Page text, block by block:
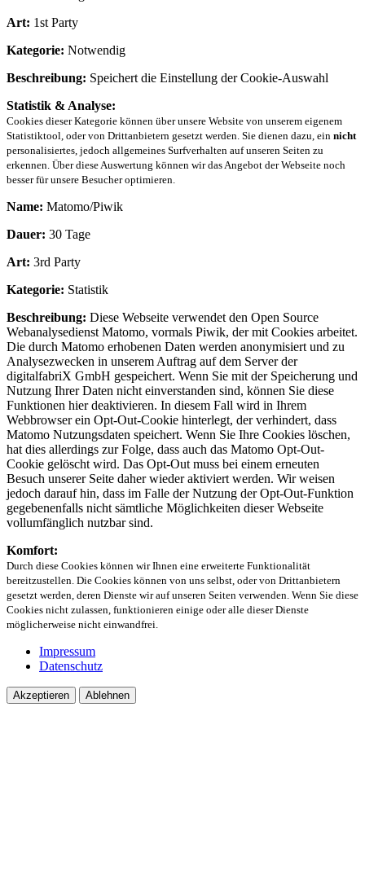
Art: 1st Party
Kategorie: Notwendig
Beschreibung: Speichert die Einstellung der Cookie-Auswahl
Statistik & Analyse:
Cookies dieser Kategorie können über unsere Website von unserem eigenem
Statistiktool, oder von Drittanbietern gesetzt werden. Sie dienen dazu, ein nicht
personalisiertes, jedoch allgemeines Surfverhalten auf unseren Seiten zu
erkennen. Über diese Auswertung können wir das Angebot der Webseite noch
besser für unsere Besucher optimieren.
Name: Matomo/Piwik
Dauer: 30 Tage
Art: 3rd Party
Kategorie: Statistik
Beschreibung: Diese Webseite verwendet den Open Source
Webanalysedienst Matomo, vormals Piwik, der mit Cookies arbeitet.
Die durch Matomo erhobenen Daten werden anonymisiert und zu
Analysezwecken in unserem Auftrag auf dem Server der
digitalfabriX GmbH gespeichert. Wenn Sie mit der Speicherung und
Nutzung Ihrer Daten nicht einverstanden sind, können Sie diese
Funktionen hier deaktivieren. In diesem Fall wird in Ihrem
Webbrowser ein Opt-Out-Cookie hinterlegt, der verhindert, dass
Matomo Nutzungsdaten speichert. Wenn Sie Ihre Cookies löschen,
hat dies allerdings zur Folge, dass auch das Matomo Opt-Out-
Cookie gelöscht wird. Das Opt-Out muss bei einem erneuten
Besuch unserer Seite daher wieder aktiviert werden. Wir weisen
jedoch darauf hin, dass im Falle der Nutzung der Opt-Out-Funktion
gegebenenfalls nicht sämtliche Möglichkeiten dieser Webseite
vollumfänglich nutzbar sind.
Komfort:
Durch diese Cookies können wir Ihnen eine erweiterte Funktionalität
bereitzustellen. Die Cookies können von uns selbst, oder von Drittanbietern
gesetzt werden, deren Dienste wir auf unseren Seiten verwenden. Wenn Sie diese
Cookies nicht zulassen, funktionieren einige oder alle dieser Dienste
möglicherweise nicht einwandfrei.
Impressum
Datenschutz
Akzeptieren Ablehnen